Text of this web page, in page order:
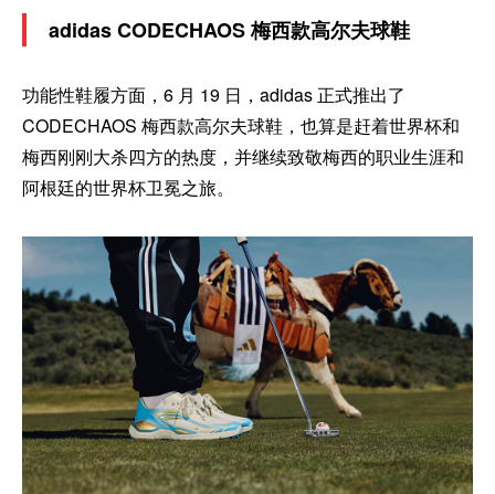
adidas CODECHAOS 梅西款高尔夫球鞋
功能性鞋履方面，6 月 19 日，adidas 正式推出了
CODECHAOS 梅西款高尔夫球鞋，也算是赶着世界杯和
梅西刚刚大杀四方的热度，并继续致敬梅西的职业生涯和
阿根廷的世界杯卫冕之旅。